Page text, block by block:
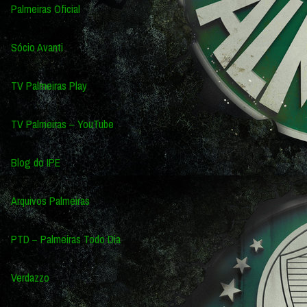
Palmeiras Oficial
Sócio Avanti
TV Palmeiras Play
TV Palmeiras – YouTube
Blog do IPE
Arquivos Palmeiras
PTD – Palmeiras Todo Dia
Verdazzo